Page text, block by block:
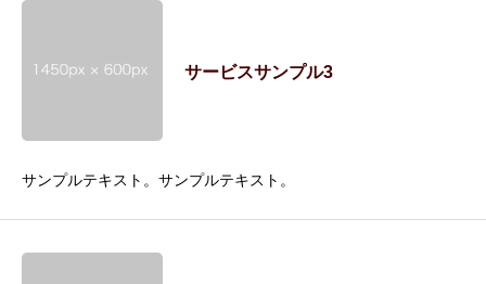
サービスサンプル3
サンプルテキスト。サンプルテキスト。